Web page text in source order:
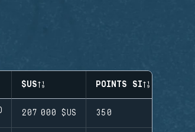
$US POINTS SI
207 000 $US 350